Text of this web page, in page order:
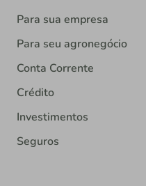
Para sua empresa
Para seu agronegócio
Conta Corrente
Crédito
Investimentos
Seguros